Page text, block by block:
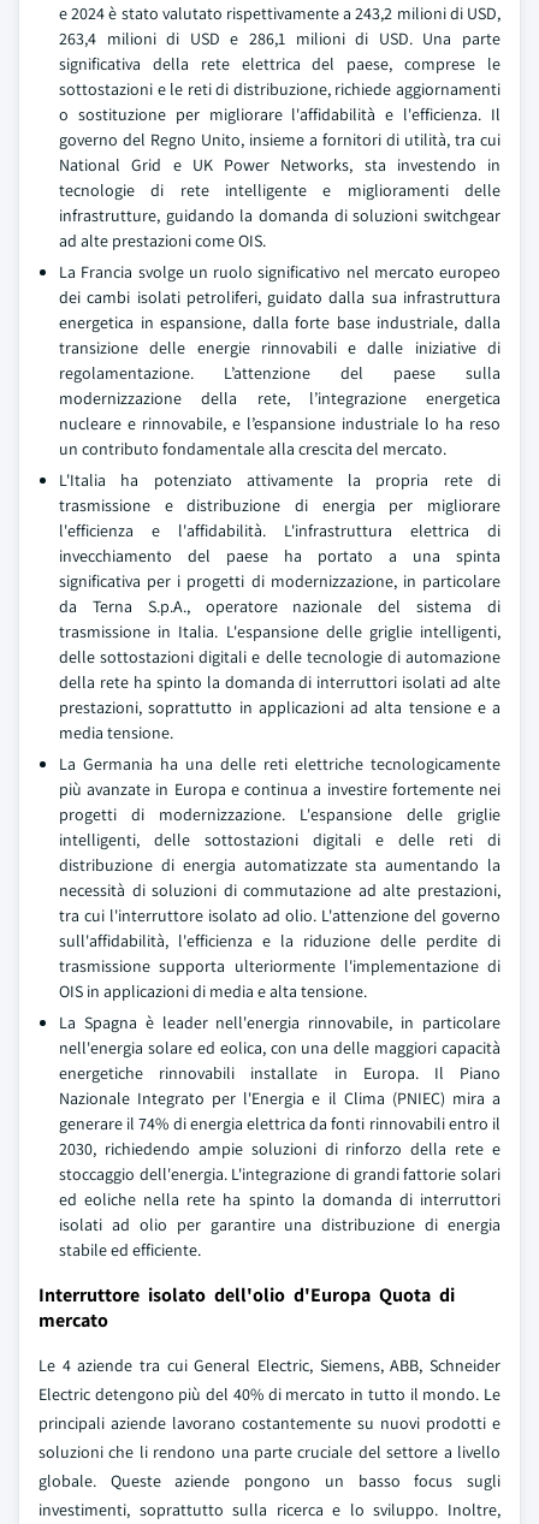
e 2024 è stato valutato rispettivamente a 243,2 milioni di USD,
263,4 milioni di USD e 286,1 milioni di USD. Una parte
significativa della rete elettrica del paese, comprese le
sottostazioni e le reti di distribuzione, richiede aggiornamenti
o sostituzione per migliorare l'affidabilità e l'efficienza. Il
governo del Regno Unito, insieme a fornitori di utilità, tra cui
National Grid e UK Power Networks, sta investendo in
tecnologie di rete intelligente e miglioramenti delle
infrastrutture, guidando la domanda di soluzioni switchgear
ad alte prestazioni come OIS.
La Francia svolge un ruolo significativo nel mercato europeo
dei cambi isolati petroliferi, guidato dalla sua infrastruttura
energetica in espansione, dalla forte base industriale, dalla
transizione delle energie rinnovabili e dalle iniziative di
regolamentazione. L’attenzione del paese sulla
modernizzazione della rete, l’integrazione energetica
nucleare e rinnovabile, e l’espansione industriale lo ha reso
un contributo fondamentale alla crescita del mercato.
L'Italia ha potenziato attivamente la propria rete di
trasmissione e distribuzione di energia per migliorare
l'efficienza e l'affidabilità. L'infrastruttura elettrica di
invecchiamento del paese ha portato a una spinta
significativa per i progetti di modernizzazione, in particolare
da Terna S.p.A., operatore nazionale del sistema di
trasmissione in Italia. L'espansione delle griglie intelligenti,
delle sottostazioni digitali e delle tecnologie di automazione
della rete ha spinto la domanda di interruttori isolati ad alte
prestazioni, soprattutto in applicazioni ad alta tensione e a
media tensione.
La Germania ha una delle reti elettriche tecnologicamente
più avanzate in Europa e continua a investire fortemente nei
progetti di modernizzazione. L'espansione delle griglie
intelligenti, delle sottostazioni digitali e delle reti di
distribuzione di energia automatizzate sta aumentando la
necessità di soluzioni di commutazione ad alte prestazioni,
tra cui l'interruttore isolato ad olio. L'attenzione del governo
sull'affidabilità, l'efficienza e la riduzione delle perdite di
trasmissione supporta ulteriormente l'implementazione di
OIS in applicazioni di media e alta tensione.
La Spagna è leader nell'energia rinnovabile, in particolare
nell'energia solare ed eolica, con una delle maggiori capacità
energetiche rinnovabili installate in Europa. Il Piano
Nazionale Integrato per l'Energia e il Clima (PNIEC) mira a
generare il 74% di energia elettrica da fonti rinnovabili entro il
2030, richiedendo ampie soluzioni di rinforzo della rete e
stoccaggio dell'energia. L'integrazione di grandi fattorie solari
ed eoliche nella rete ha spinto la domanda di interruttori
isolati ad olio per garantire una distribuzione di energia
stabile ed efficiente.
Interruttore isolato dell'olio d'Europa Quota di
mercato
Le 4 aziende tra cui General Electric, Siemens, ABB, Schneider
Electric detengono più del 40% di mercato in tutto il mondo. Le
principali aziende lavorano costantemente su nuovi prodotti e
soluzioni che li rendono una parte cruciale del settore a livello
globale. Queste aziende pongono un basso focus sugli
investimenti, soprattutto sulla ricerca e lo sviluppo. Inoltre,